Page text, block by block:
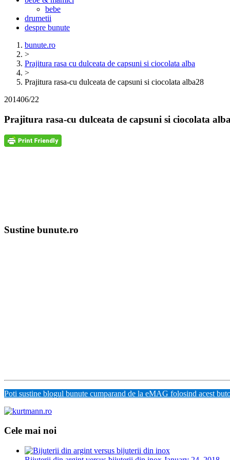
bebe
drumetii
despre bunute
bunute.ro
>
Prajitura rasa cu dulceata de capsuni si ciocolata alba
>
Prajitura rasa-cu dulceata de capsuni si ciocolata alba28
201406/22
Prajitura rasa-cu dulceata de capsuni si ciocolata
Sustine bunute.ro
Poti sustine blogul bunute cumparand de la eMAG folosind acest
Cele mai noi